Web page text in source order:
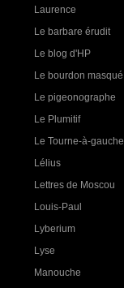
Laurence
Le barbare érudit
Le blog d'HP
Le bourdon masqué
Le pigeonographe
Le Plumitif
Le Tourne-à-gauche
Lélius
Lettres de Moscou
Louis-Paul
Lyberium
Lyse
Manouche